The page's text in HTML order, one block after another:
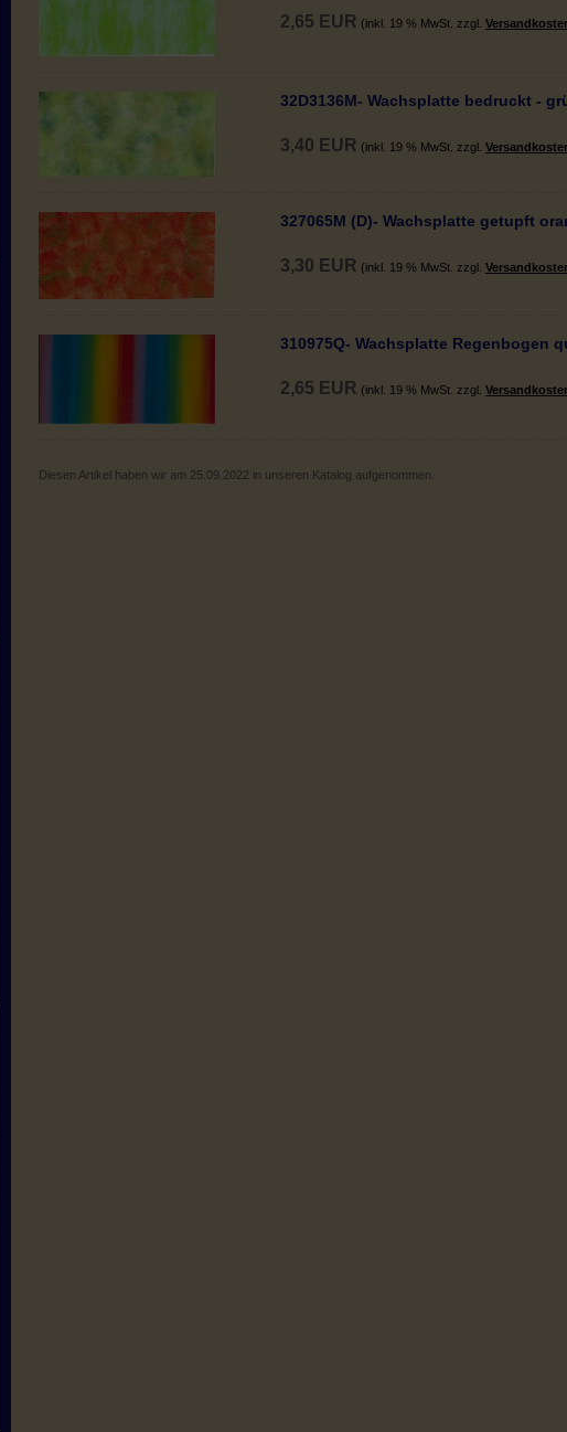
2,65 EUR (inkl. 19 % MwSt. zzgl.
32D3136M- Wachsplatte bedruckt -
3,40 EUR (inkl. 19 % MwSt. zzgl.
327065M (D)- Wachsplatte getupft
3,30 EUR (inkl. 19 % MwSt. zzgl.
310975Q- Wachsplatte Regenbogen
2,65 EUR (inkl. 19 % MwSt. zzgl.
Diesen Artikel haben wir am 25.09.2022 in unseren Katalog aufgenommen.